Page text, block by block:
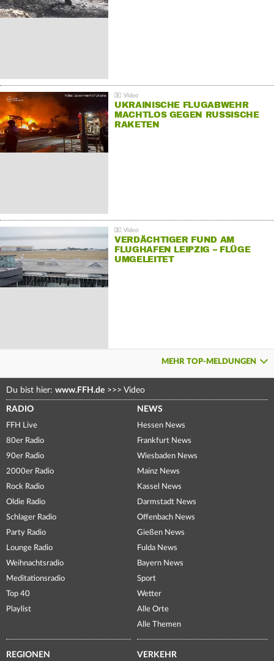
UKRAINISCHE FLUGABWEHR
MACHTLOS GEGEN RUSSISCHE
RAKETEN
VERDÄCHTIGER FUND AM
FLUGHAFEN LEIPZIG – FLÜGE
UMGELEITET
MEHR TOP-MELDUNGEN
Du bist hier: www.FFH.de >>> Video
RADIO
FFH Live
80er Radio
90er Radio
2000er Radio
Rock Radio
Oldie Radio
Schlager Radio
Party Radio
Lounge Radio
Weihnachtsradio
Meditationsradio
Top 40
Playlist
NEWS
Hessen News
Frankfurt News
Wiesbaden News
Mainz News
Kassel News
Darmstadt News
Offenbach News
Gießen News
Fulda News
Bayern News
Sport
Wetter
Alle Orte
Alle Themen
REGIONEN VERKEHR